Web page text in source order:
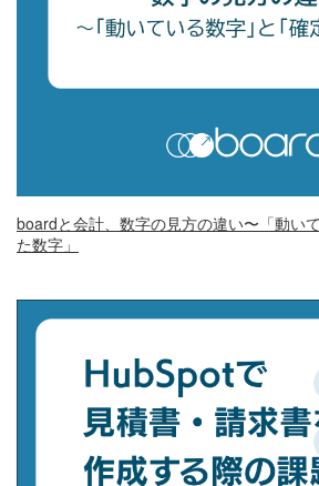
boardと会計、数字の見方の違い〜「動い
た数字」